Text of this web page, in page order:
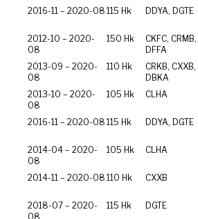
2016-11 – 2020-08 115 Hk DDYA, DGTE
2012-10 – 2020-
08
150 Hk
CKFC, CRMB,
DFFA
2013-09 – 2020-
08
110 Hk
CRKB, CXXB,
DBKA
2013-10 – 2020-
08
105 Hk CLHA
2016-11 – 2020-08 115 Hk DDYA, DGTE
2014-04 – 2020-
08
105 Hk CLHA
2014-11 – 2020-08 110 Hk CXXB
2018-07 – 2020-
08
115 Hk DGTE